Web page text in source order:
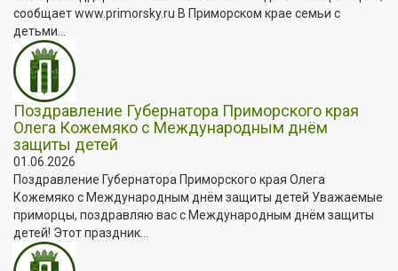
сообщает www.primorsky.ru В Приморском крае семьи с
детьми...
Поздравление Губернатора Приморского края
Олега Кожемяко с Международным днём
защиты детей
01.06.2026
Поздравление Губернатора Приморского края Олега
Кожемяко с Международным днём защиты детей Уважаемые
приморцы, поздравляю вас с Международным днём защиты
детей! Этот праздник...